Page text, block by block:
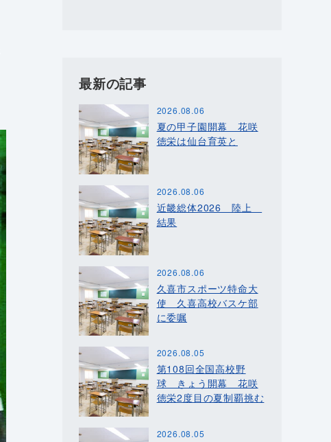
最新の記事
2026.08.06
夏の甲子園開幕 花咲
徳栄は仙台育英と
2026.08.06
近畿総体2026 陸上
結果
2026.08.06
久喜市スポーツ特命大
使 久喜高校バスケ部
に委嘱
2026.08.05
第108回全国高校野
球 きょう開幕 花咲
徳栄2度目の夏制覇挑む
2026.08.05